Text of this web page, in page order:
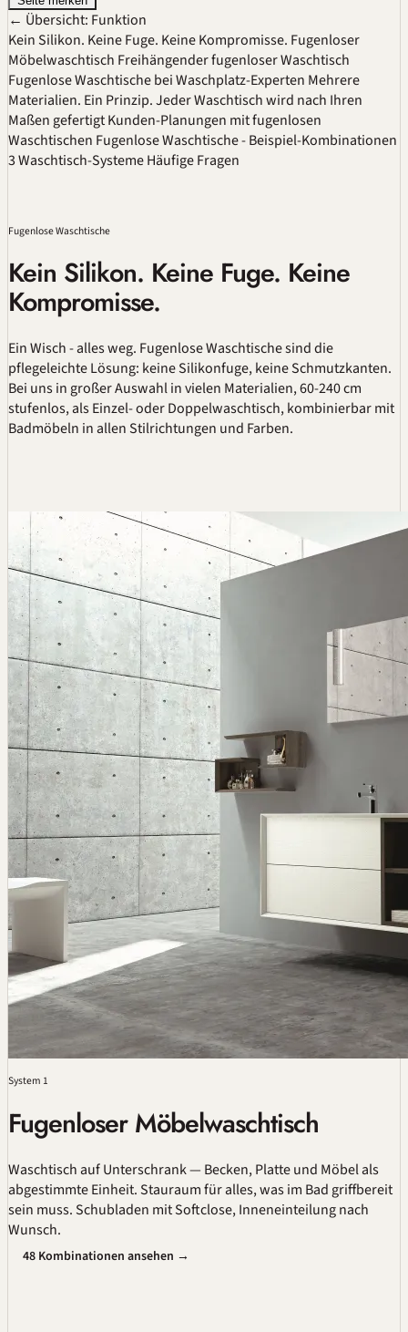
← Übersicht: Funktion
Kein Silikon. Keine Fuge. Keine Kompromisse. Fugenloser
Möbelwaschtisch Freihängender fugenloser Waschtisch
Fugenlose Waschtische bei Waschplatz-Experten Mehrere
Materialien. Ein Prinzip.Jeder Waschtisch wird nach Ihren
Maßen gefertigtKunden-Planungen mit fugenlosen
Waschtischen Fugenlose Waschtische - Beispiel-Kombinationen
3 Waschtisch-SystemeHäufige Fragen
Fugenlose Waschtische
Kein Silikon. Keine Fuge. Keine
Kompromisse.
Ein Wisch - alles weg. Fugenlose Waschtische sind die
pflegeleichte Lösung: keine Silikonfuge, keine Schmutzkanten.
Bei uns in großer Auswahl in vielen Materialien, 60-240 cm
stufenlos, als Einzel- oder Doppelwaschtisch, kombinierbar mit
Badmöbeln in allen Stilrichtungen und Farben.
System 1
Fugenloser Möbelwaschtisch
Waschtisch auf Unterschrank — Becken, Platte und Möbel als
abgestimmte Einheit. Stauraum für alles, was im Bad griffbereit
sein muss. Schubladen mit Softclose, Inneneinteilung nach
Wunsch.
48 Kombinationen ansehen →